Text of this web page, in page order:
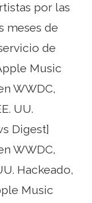
por las
meses de
de
Music
WWDC,
UU.
Digest]
WWDC,
Hackeado,
Music